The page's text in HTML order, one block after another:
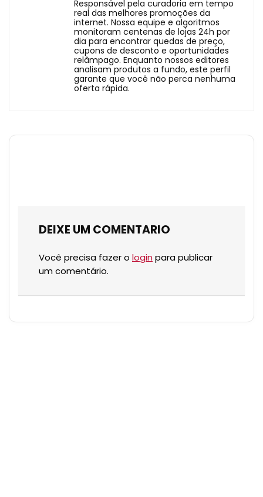
Responsável pela curadoria em tempo
real das melhores promoções da
internet. Nossa equipe e algoritmos
monitoram centenas de lojas 24h por
dia para encontrar quedas de preço,
cupons de desconto e oportunidades
relâmpago. Enquanto nossos editores
analisam produtos a fundo, este perfil
garante que você não perca nenhuma
oferta rápida.
DEIXE UM COMENTARIO
Você precisa fazer o login para publicar
um comentário.